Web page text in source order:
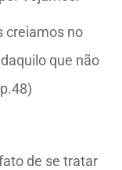
creiamos no
que não
de se tratar